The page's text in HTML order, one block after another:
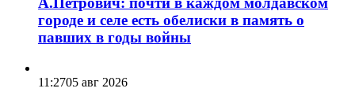
городе и селе есть обелиски в память о
павших в годы войны
11:2705 авг 2026